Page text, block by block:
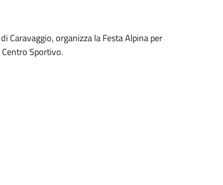
Caravaggio, organizza la Festa Alpina per
Sportivo.